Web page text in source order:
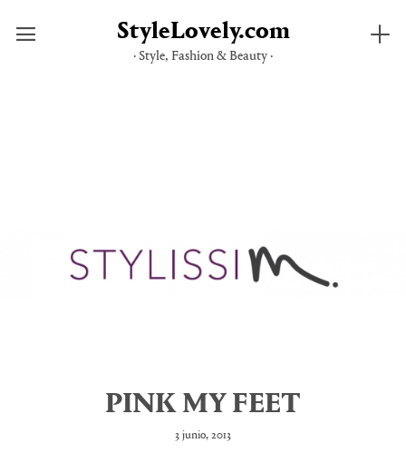
StyleLovely.com
· Style, Fashion & Beauty ·
PINK MY FEET
3 junio, 2013